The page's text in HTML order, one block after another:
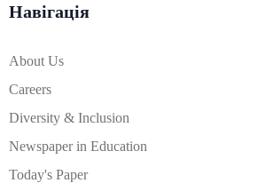
Навігація
About Us
Careers
Diversity & Inclusion
Newspaper in Education
Today's Paper